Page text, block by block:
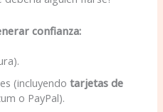
confianza:
(incluyendotarjetas de
o PayPal).